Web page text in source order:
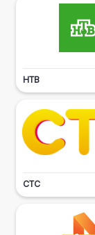
НТВ
СТС